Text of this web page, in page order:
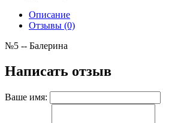
Описание
Отзывы (0)
№5 -- Балерина
Написать отзыв
Ваше имя: